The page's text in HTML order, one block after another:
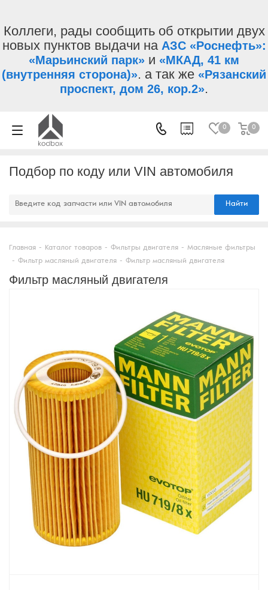
Коллеги, рады сообщить об открытии двух
новых пунктов выдачи на АЗС «Роснефть»:
«Марьинский парк» и «МКАД, 41 км
(внутренняя сторона)». а так же «Рязанский
проспект, дом 26, кор.2».
0 0
Подбор по коду или VIN автомобиля
Найти
Главная - Каталог товаров - Фильтры двигателя - Масляные фильтры
- Фильтр масляный двигателя - Фильтр масляный двигателя
Фильтр масляный двигателя